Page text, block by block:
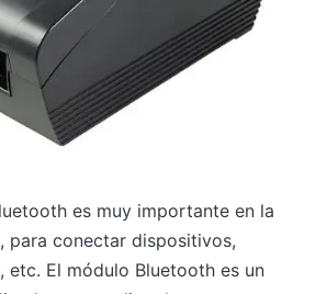
es muy importante en la
para conectar dispositivos,
etc. El módulo Bluetooth es un